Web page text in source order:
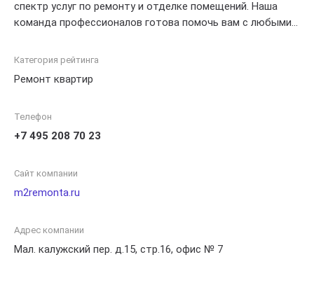
спектр услуг по ремонту и отделке помещений. Наша
команда профессионалов готова помочь вам с любыми
коммерческих помещений. Мы осуществляем работы по
установке напольных покрытий и другим видам
надежность, поэтому мы используем только
высококачественные материалы и современное
идеально выполненные работы по доступным ценам.
Категория рейтинга
Ремонт квартир
Телефон
+7 495 208 70 23
Сайт компании
m2remonta.ru
Адрес компании
Мал. калужский пер. д.15, стр.16, офис № 7